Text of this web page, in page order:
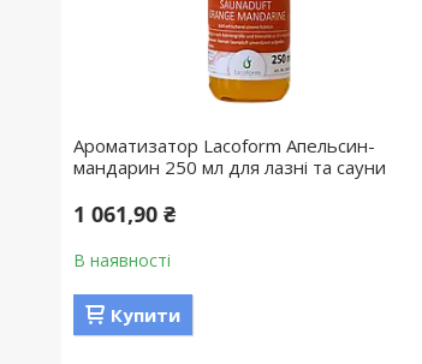
Ароматизатор Lacoform Апельсин-
мандарин 250 мл для лазні та сауни
1 061,90 ₴
В наявності
Купити